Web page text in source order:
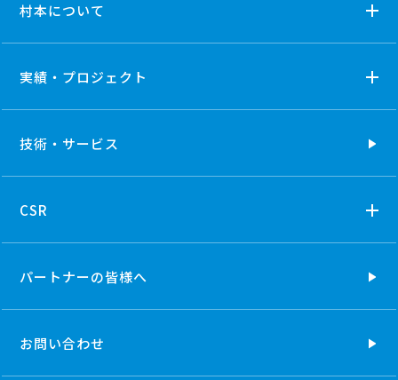
村本について
実績・プロジェクト
技術・ サービス
CSR
パートナーの皆様へ
お問い合わせ